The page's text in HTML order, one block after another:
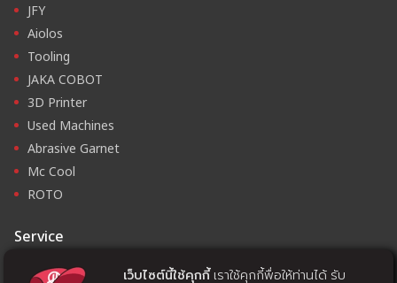
JFY
Aiolos
Tooling
JAKA COBOT
3D Printer
Used Machines
Abrasive Garnet
Mc Cool
ROTO
Service
Program and Trainingเว็บไซต์นี้ใช้คุกกี้เราใช้คุกกี้พื่อให้ท่านได้ รับ